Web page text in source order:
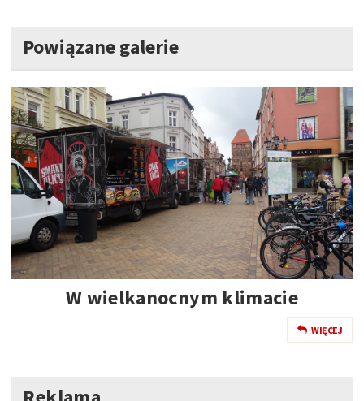
Powiązane galerie
W wielkanocnym klimacie
WIĘCEJ